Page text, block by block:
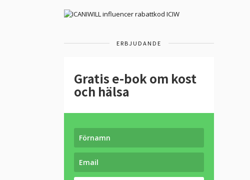
ERBJUDANDE
Gratis e-bok om kost
och hälsa